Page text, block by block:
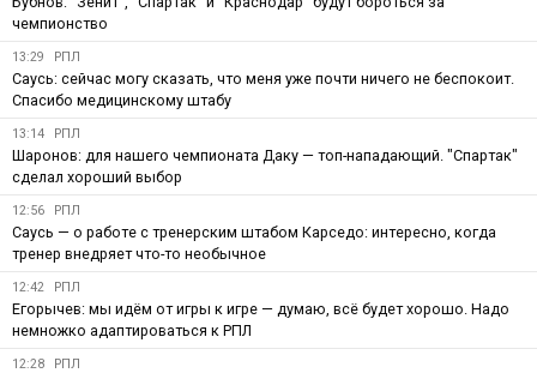
чемпионство
13:29 РПЛ
Саусь: сейчас могу сказать, что меня уже почти ничего не беспокоит.
Спасибо медицинскому штабу
13:14 РПЛ
Шаронов: для нашего чемпионата Даку — топ-нападающий. "Спартак"
сделал хороший выбор
12:56 РПЛ
Саусь — о работе с тренерским штабом Карседо: интересно, когда
тренер внедряет что-то необычное
12:42 РПЛ
Егорычев: мы идём от игры к игре — думаю, всё будет хорошо. Надо
немножко адаптироваться к РПЛ
12:28 РПЛ